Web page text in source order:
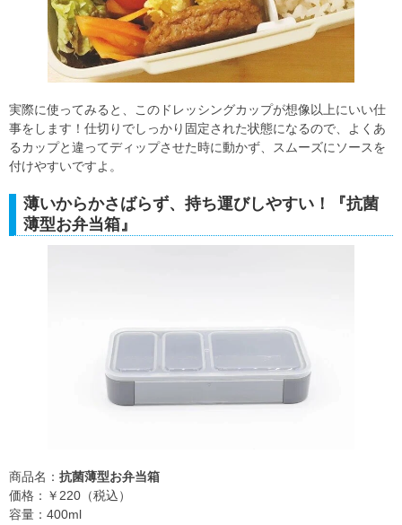
実際に使ってみると、このドレッシングカップが想像以上にいい仕
事をします！仕切りでしっかり固定された状態になるので、よくあ
るカップと違ってディップさせた時に動かず、スムーズにソースを
付けやすいですよ。
薄いからかさばらず、持ち運びしやすい！『抗菌
薄型お弁当箱』
商品名： 抗菌薄型お弁当箱
価格：￥220（税込）
容量：400ml